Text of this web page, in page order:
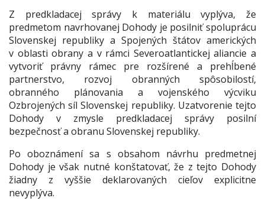
Z predkladacej správy k materiálu vyplýva, že
predmetom navrhovanej Dohody je posilniť spoluprácu
Slovenskej republiky a Spojených štátov amerických
v oblasti obrany a v rámci Severoatlantickej aliancie a
vytvoriť právny rámec pre rozšírené a prehĺbené
partnerstvo, rozvoj obranných spôsobilostí,
obranného plánovania a vojenského výcviku
Ozbrojených síl Slovenskej republiky. Uzatvorenie tejto
Dohody v zmysle predkladacej správy posilní
bezpečnosť a obranu Slovenskej republiky.
Po oboznámení sa s obsahom návrhu predmetnej
Dohody je však nutné konštatovať, že z tejto Dohody
žiadny z vyššie deklarovaných cieľov explicitne
nevyplýva.